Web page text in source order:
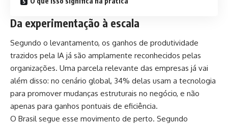
Da experimentação à escala
Segundo o levantamento, os ganhos de produtividade
trazidos pela IA já são amplamente reconhecidos pelas
organizações. Uma parcela relevante das empresas já vai
além disso: no cenário global, 34% delas usam a tecnologia
para promover mudanças estruturais no negócio, e não
apenas para ganhos pontuais de eficiência.
O Brasil segue esse movimento de perto. Segundo